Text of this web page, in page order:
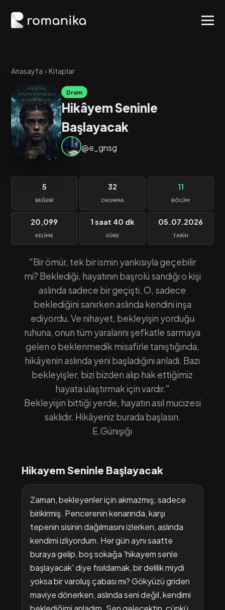
Anasayfa › Kitaplar
Dram
Hikâyem Seninle
Başlayacak
@e_gnsg
5
BEĞENI
32
OKUNMA
11
BÖLÜM
20,099
KELIME
1 saat 40 dk
SÜRE
05.07.2026
TARIH
"Bir ömür, tek bir ismin yankısıyla geçebilir
mi? Beklediği, hayatının başrolü sandığı o kişi
aslında sadece bir geçişti. O, sadece
beklediğini sanırken aslında kendini inşa
ediyordu. Ve nihayet, bekleyişin yorduğu
ruhuna, onun tüm yaralarını şefkatle sarmaya
gelen o beklenmedik misafirle tanıştığında,
hikâyenin aslında yeni başladığını anladı. Bazı
bekleyişler, bizi bizden alıp hak ettiğimiz
hayata ulaştırmak için vardır."
Bekleyişin bittiği yerde, hayatın asıl mucizesi
saklıdır. Hikâyeniz burada başlasın.
E.Günışığı
Hikayem Seninle Başlayacak
Zaman, bekleyenler için akmazmış; sadece
birikirmiş. Pencerenin kenarında, karşı
tepenin sisinin dağılmasını izlerken, aslında
kendimi izliyordum. Her gün aynı saatte
buraya gelip, boş sokağa 'hikayem senle
başlayacak' diye fısıldamak, bir delilik miydi
yoksa bir varoluş çabası mı? Gökyüzü griden
maviye dönerken, aslında seni değil, kendimi